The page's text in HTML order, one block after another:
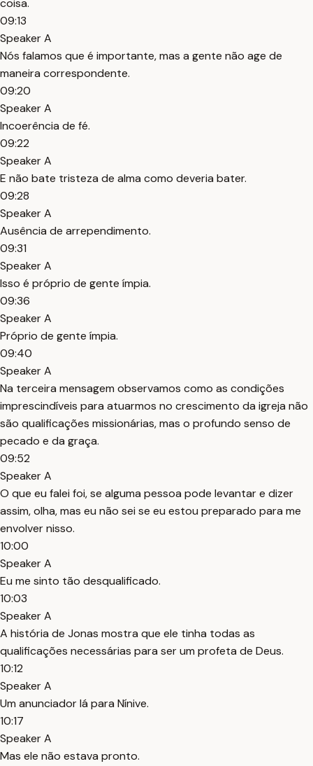
coisa.
09:13
Speaker A
Nós falamos que é importante, mas a gente não age de
maneira correspondente.
09:20
Speaker A
Incoerência de fé.
09:22
Speaker A
E não bate tristeza de alma como deveria bater.
09:28
Speaker A
Ausência de arrependimento.
09:31
Speaker A
Isso é próprio de gente ímpia.
09:36
Speaker A
Próprio de gente ímpia.
09:40
Speaker A
Na terceira mensagem observamos como as condições
imprescindíveis para atuarmos no crescimento da igreja não
são qualificações missionárias, mas o profundo senso de
pecado e da graça.
09:52
Speaker A
O que eu falei foi, se alguma pessoa pode levantar e dizer
assim, olha, mas eu não sei se eu estou preparado para me
envolver nisso.
10:00
Speaker A
Eu me sinto tão desqualificado.
10:03
Speaker A
A história de Jonas mostra que ele tinha todas as
qualificações necessárias para ser um profeta de Deus.
10:12
Speaker A
Um anunciador lá para Nínive.
10:17
Speaker A
Mas ele não estava pronto.